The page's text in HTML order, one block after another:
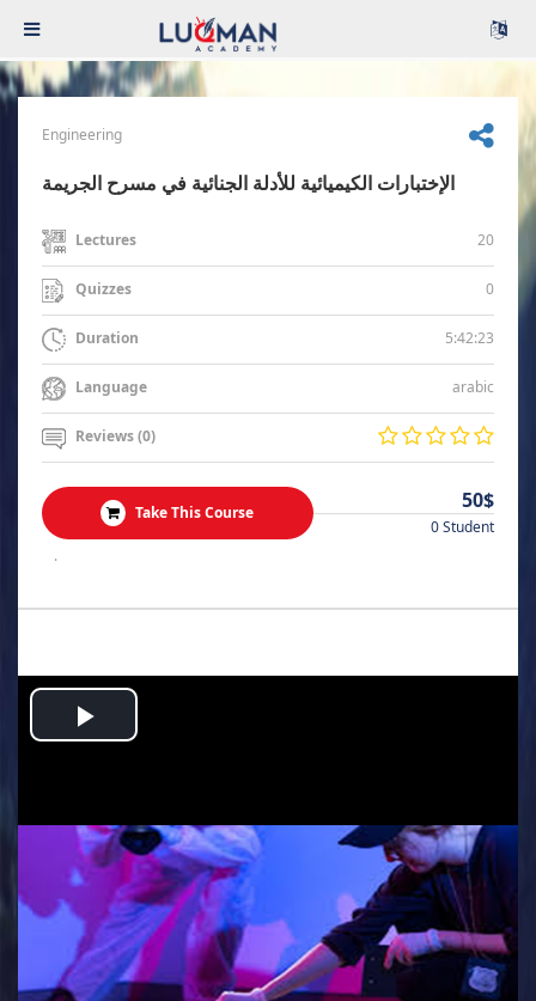
Engineering
الإختبارات الكيميائية للأدلة الجنائية في مسرح الجريمة
Lectures 20
Quizzes 0
Duration 5:42:23
Language arabic
Reviews (0)
Take This Course 50$
0 Student
.
Play